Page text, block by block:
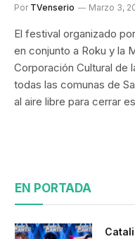
Por TVenserio Marzo 3,
El festival organizado
en conjunto a Roku y la
Corporación Cultural de
todas las comunas de
al aire libre para cerrar
EN PORTADA